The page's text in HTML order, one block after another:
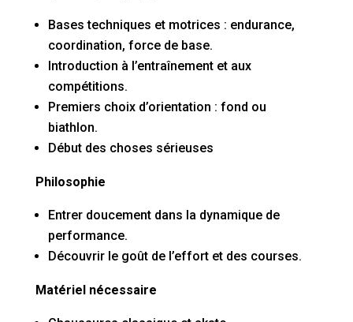
Bases techniques et motrices : endurance,
coordination, force de base.
Introduction à l’entraînement et aux
compétitions.
Premiers choix d’orientation : fond ou
biathlon.
Début des choses sérieuses
Philosophie
Entrer doucement dans la dynamique de
performance.
Découvrir le goût de l’effort et des courses.
Matériel nécessaire